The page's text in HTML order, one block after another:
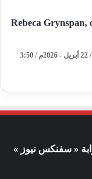
Rebeca Grynspan,
الأربعاء - 5 ذو القعدة - 1447هـ / 22 أبريل - 2026م / 3:50
« سفنكس نيوز »